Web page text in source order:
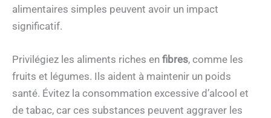
alimentaires simples peuvent avoir un impact
significatif.
Privilégiez les aliments riches en fibres, comme les
fruits et légumes. Ils aident à maintenir un poids
santé. Évitez la consommation excessive d’alcool et
de tabac, car ces substances peuvent aggraver les